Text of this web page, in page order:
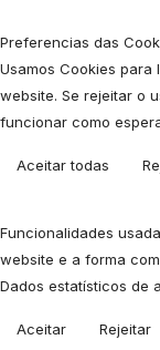
Preferencias das
Usamos Cookies
website. Se rejeitar o
funcionar como
Aceitar todas
Funcionalidades
website e a forma
Dados estatísticos de
Aceitar Rejeitar